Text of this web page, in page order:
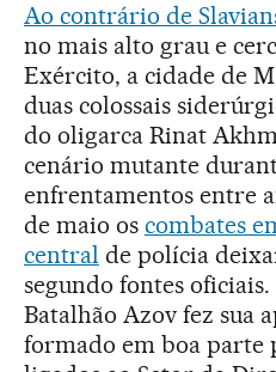
Ao contrário de
no mais alto grau e
Exército, a cidade de
duas colossais
do oligarca Rinat
cenário mutante
enfrentamentos entre
de maio os combates
central de polícia
segundo fontes oficiais.
Batalhão Azov fez sua
formado em boa parte